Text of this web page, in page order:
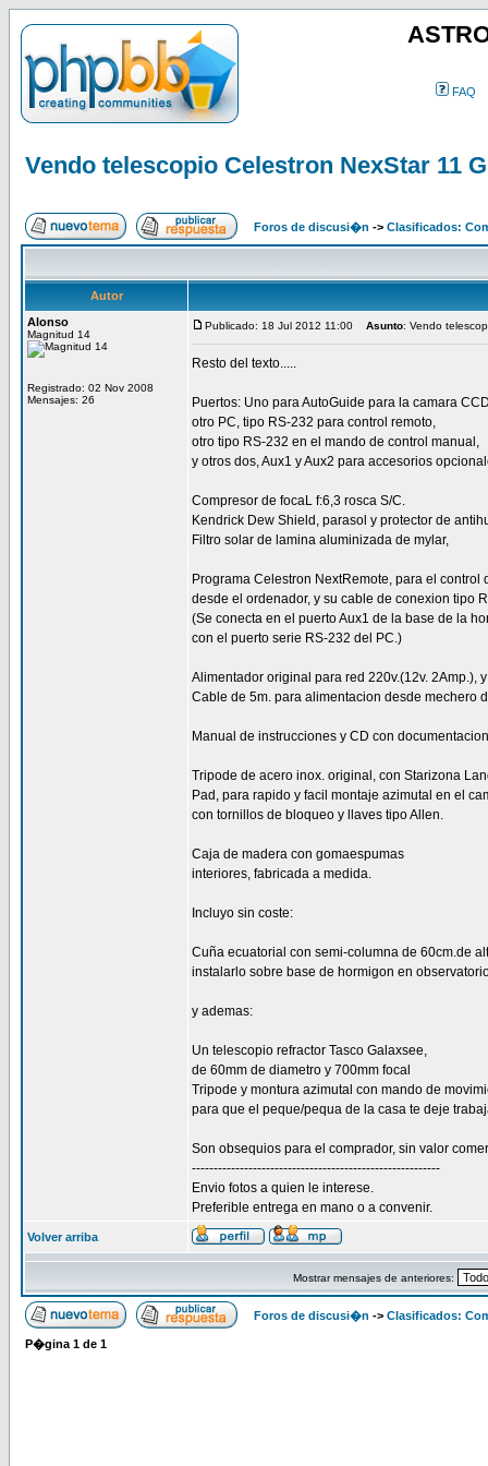
FAQ
Vendo telescopio Celestron NexStar 11
Foros de discusi�n -> Clasificados:
Autor
Alonso
Magnitud 14
Registrado: 02 Nov 2008
Mensajes: 26
Publicado: 18 Jul 2012 11:00 Asunto: Vendo
Resto del texto.....
Puertos: Uno para AutoGuide para la camara
otro PC, tipo RS-232 para control remoto,
otro tipo RS-232 en el mando de control manual,
y otros dos, Aux1 y Aux2 para accesorios
Compresor de focaL f:6,3 rosca S/C.
Kendrick Dew Shield, parasol y protector de
Filtro solar de lamina aluminizada de mylar,
Programa Celestron NextRemote, para el control
desde el ordenador, y su cable de conexion tipo
(Se conecta en el puerto Aux1 de la base de la
con el puerto serie RS-232 del PC.)
Alimentador original para red 220v.(12v. 2Amp.), y
Cable de 5m. para alimentacion desde mechero
Manual de instrucciones y CD con
Tripode de acero inox. original, con Starizona
Pad, para rapido y facil montaje azimutal en el
con tornillos de bloqueo y llaves tipo Allen.
Caja de madera con gomaespumas
interiores, fabricada a medida.
Incluyo sin coste:
Cuña ecuatorial con semi-columna de 60cm.de
instalarlo sobre base de hormigon en
y ademas:
Un telescopio refractor Tasco Galaxsee,
de 60mm de diametro y 700mm focal
Tripode y montura azimutal con mando de
para que el peque/pequa de la casa te deje
Son obsequios para el comprador, sin valor
---------------------------------------------------------
Envio fotos a quien le interese.
Preferible entrega en mano o a convenir.
Volver arriba
Mostrar mensajes de anteriores:
Foros de discusi�n -> Clasificados:
P�gina 1 de 1